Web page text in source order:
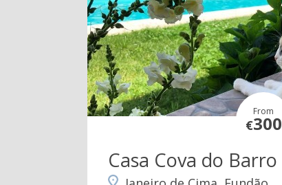
From
€300
Casa Cova do Barro